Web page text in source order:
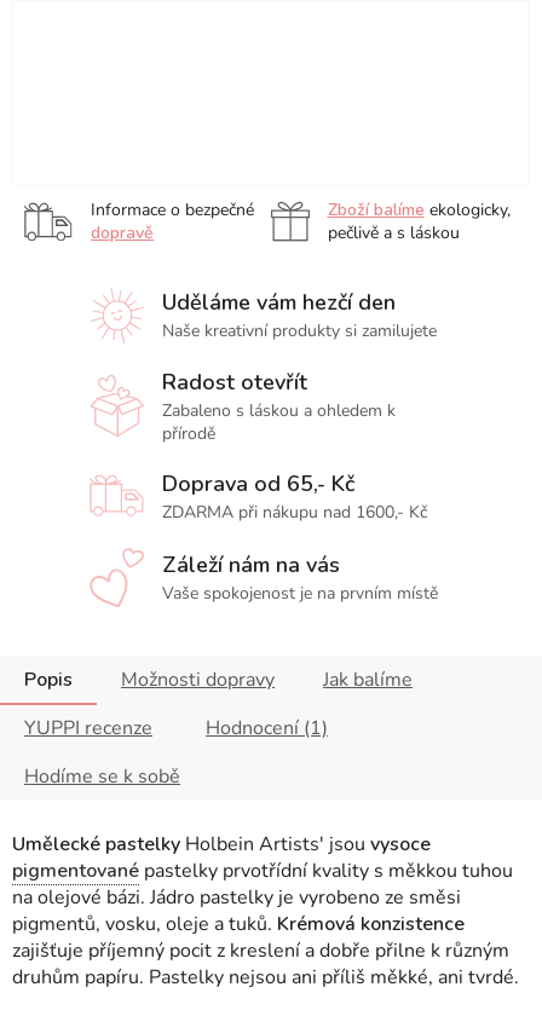
Informace o bezpečné
dopravě
Zboží balíme ekologicky,
pečlivě a s láskou
Uděláme vám hezčí den
Naše kreativní produkty si zamilujete
Radost otevřít
Zabaleno s láskou a ohledem k
přírodě
Doprava od 65,- Kč
ZDARMA při nákupu nad 1600,- Kč
Záleží nám na vás
Vaše spokojenost je na prvním místě
Popis Možnosti dopravy
Jak balíme
YUPPI recenze
Hodnocení (1)
Hodíme se k sobě
Umělecké pastelky Holbein Artists' jsou vysoce
pigmentované pastelky prvotřídní kvality s měkkou tuhou
na olejové bázi. Jádro pastelky je vyrobeno ze směsi
pigmentů, vosku, oleje a tuků. Krémová konzistence
zajišťuje příjemný pocit z kreslení a dobře přilne k různým
druhům papíru. Pastelky nejsou ani příliš měkké, ani tvrdé.